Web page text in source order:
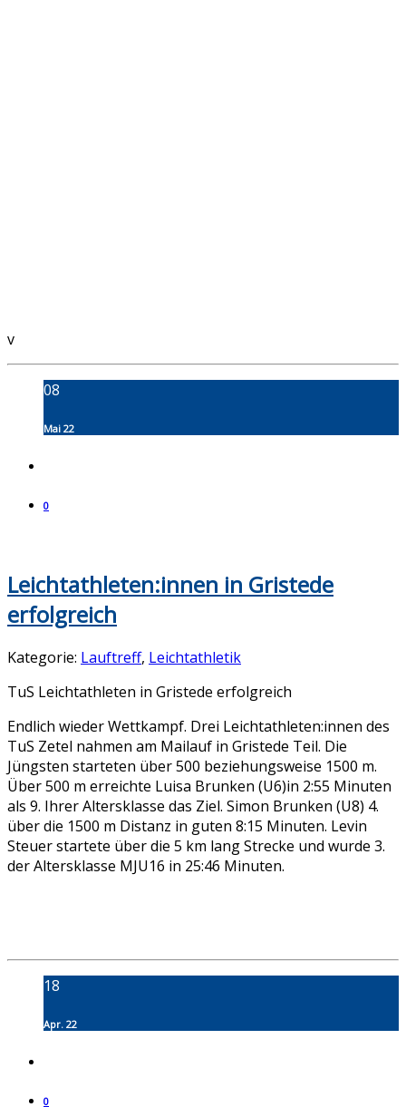
v
08
Mai 22
0
Leichtathleten:innen in Gristede
erfolgreich
Kategorie: Lauftreff, Leichtathletik
TuS Leichtathleten in Gristede erfolgreich
Endlich wieder Wettkampf. Drei Leichtathleten:innen des
TuS Zetel nahmen am Mailauf in Gristede Teil. Die
Jüngsten starteten über 500 beziehungsweise 1500 m.
Über 500 m erreichte Luisa Brunken (U6)in 2:55 Minuten
als 9. Ihrer Altersklasse das Ziel. Simon Brunken (U8) 4.
über die 1500 m Distanz in guten 8:15 Minuten. Levin
Steuer startete über die 5 km lang Strecke und wurde 3.
der Altersklasse MJU16 in 25:46 Minuten.
18
Apr. 22
0